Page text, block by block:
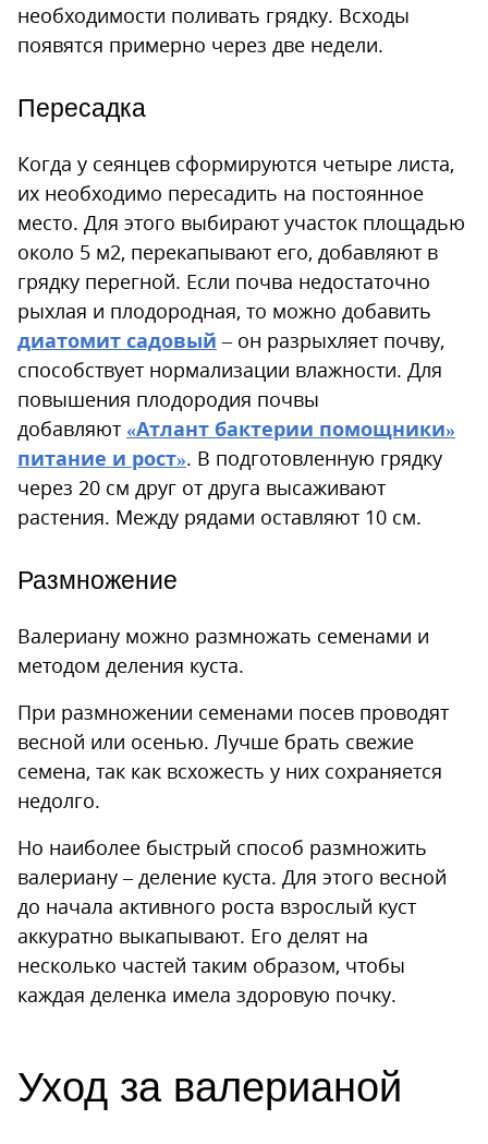
необходимости поливать грядку. Всходы
появятся примерно через две недели.
Пересадка
Когда у сеянцев сформируются четыре листа,
их необходимо пересадить на постоянное
место. Для этого выбирают участок площадью
около 5 м2, перекапывают его, добавляют в
грядку перегной. Если почва недостаточно
рыхлая и плодородная, то можно добавить
диатомит садовый – он разрыхляет почву,
способствует нормализации влажности. Для
повышения плодородия почвы
добавляют «Атлант бактерии помощники»
питание и рост». В подготовленную грядку
через 20 см друг от друга высаживают
растения. Между рядами оставляют 10 см.
Размножение
Валериану можно размножать семенами и
методом деления куста.
При размножении семенами посев проводят
весной или осенью. Лучше брать свежие
семена, так как всхожесть у них сохраняется
недолго.
Но наиболее быстрый способ размножить
валериану – деление куста. Для этого весной
до начала активного роста взрослый куст
аккуратно выкапывают. Его делят на
несколько частей таким образом, чтобы
каждая деленка имела здоровую почку.
Уход за валерианой